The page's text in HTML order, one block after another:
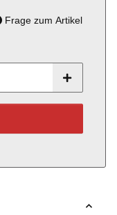
Frage zum Artikel